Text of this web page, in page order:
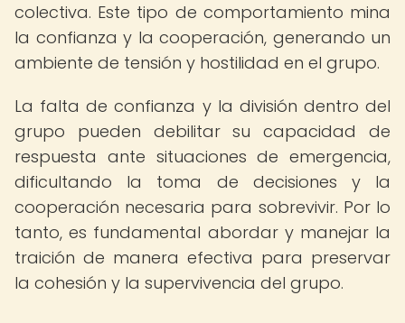
colectiva. Este tipo de comportamiento mina
la confianza y la cooperación, generando un
ambiente de tensión y hostilidad en el grupo.
La falta de confianza y la división dentro del
grupo pueden debilitar su capacidad de
respuesta ante situaciones de emergencia,
dificultando la toma de decisiones y la
cooperación necesaria para sobrevivir. Por lo
tanto, es fundamental abordar y manejar la
traición de manera efectiva para preservar
la cohesión y la supervivencia del grupo.